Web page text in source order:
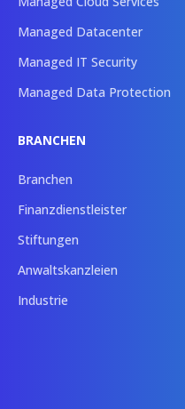
Managed Datacenter
Managed IT Security
Managed Data Protection
BRANCHEN
Branchen
Finanzdienstleister
Stiftungen
Anwaltskanzleien
Industrie